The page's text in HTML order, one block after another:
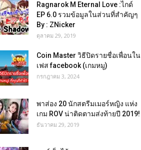
Ragnarok M Eternal Love :ไกด์
EP 6.0 รวมข้อมูลในส่วนที่สำคัญๆ
By : ZNicker
ตุลาคม 29, 2019
Coin Master วิธีปิดรายชื่อเพื่อนใน
เฟส facebook (เกมหมู)
กรกฎาคม 3, 2024
พาส่อง 20 นักสตรีมเมอร์หญิง แห่ง
เกม ROV น่าติดตามส่งท้ายปี 2019!
ธันวาคม 29, 2019